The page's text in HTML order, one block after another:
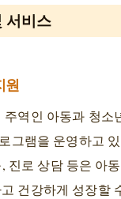
서비스
원
역인 아동과 청소
그램을 운영하고
진로 상담 등은 아
건강하게 성장할